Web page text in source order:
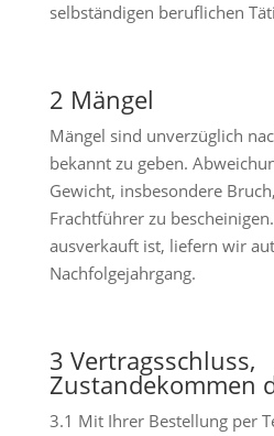
selbständigen beruflichen
2 Mängel
Mängel sind unverzüglich
bekannt zu geben.
Gewicht, insbesondere
Frachtführer zu
ausverkauft ist, liefern wir
Nachfolgejahrgang.
3 Vertragsschluss,
Zustandekommen
3.1 Mit Ihrer Bestellung per